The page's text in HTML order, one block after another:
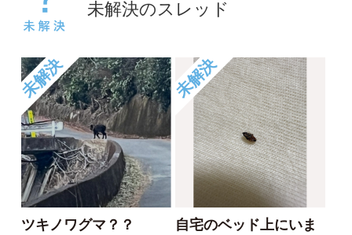
このクモは何でしょう
みるてぃ
2025/04/20
1
クロフトモモホソバ
エ
2024/09/22
0
未解決 未解決